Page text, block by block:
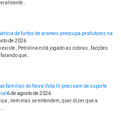
de furtos de arames preocupa produtores na
de 2026
, Petrolina está jogado as cobras , facções
que…
famílias do Nova Vida III precisam de suporte
6 de agosto de 2026
, nem elas se entendem, quer dizer que a